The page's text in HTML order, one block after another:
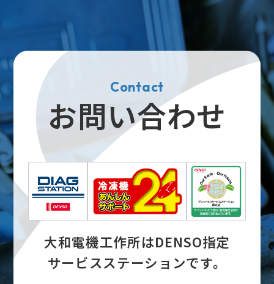
Contact
お問い合わせ
大和電機工作所はDENSO指定
サービスステーションです。